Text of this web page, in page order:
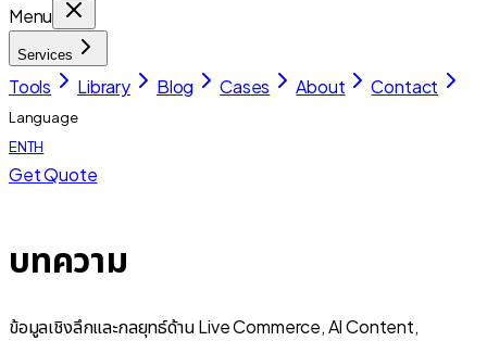
Menu
Services
Tools Library Blog Cases About Contact
Language
ENTH
Get Quote
บทความ
ข้อมูลเชิงลึกและกลยุทธ์ด้าน Live Commerce, AI Content,